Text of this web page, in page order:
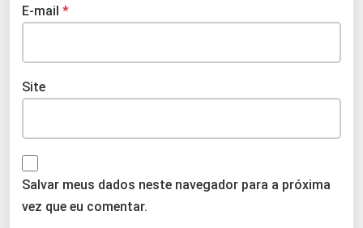
E-mail *
Site
Salvar meus dados neste navegador para a próxima
vez que eu comentar.